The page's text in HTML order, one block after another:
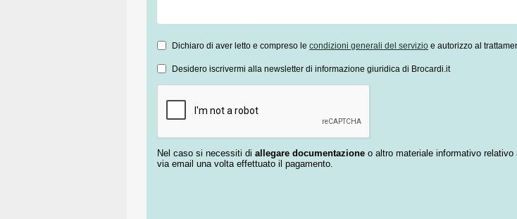
Dichiaro di aver letto e compreso le condizioni generali del servizio e autorizzo al
Desidero iscrivermi alla newsletter di informazione giuridica di Brocardi.it
Nel caso si necessiti di allegare documentazione o altro materiale informativo
via email una volta effettuato il pagamento.